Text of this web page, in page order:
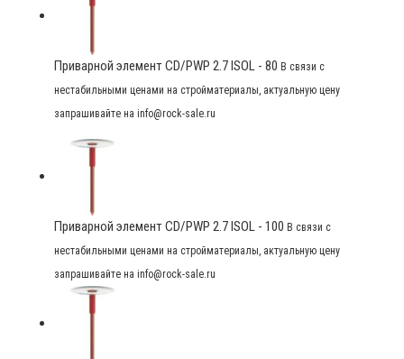
Приварной элемент CD/PWP 2.7 ISOL - 80 В связи с
нестабильными ценами на стройматериалы, актуальную цену
запрашивайте на info@rock-sale.ru
Приварной элемент CD/PWP 2.7 ISOL - 100 В связи с
нестабильными ценами на стройматериалы, актуальную цену
запрашивайте на info@rock-sale.ru